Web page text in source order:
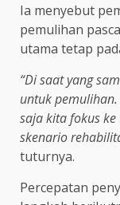
Ia menyebut
pemulihan
utama tetap
“Di saat yang
untuk
saja kita fokus
skenario
tuturnya.
Percepatan